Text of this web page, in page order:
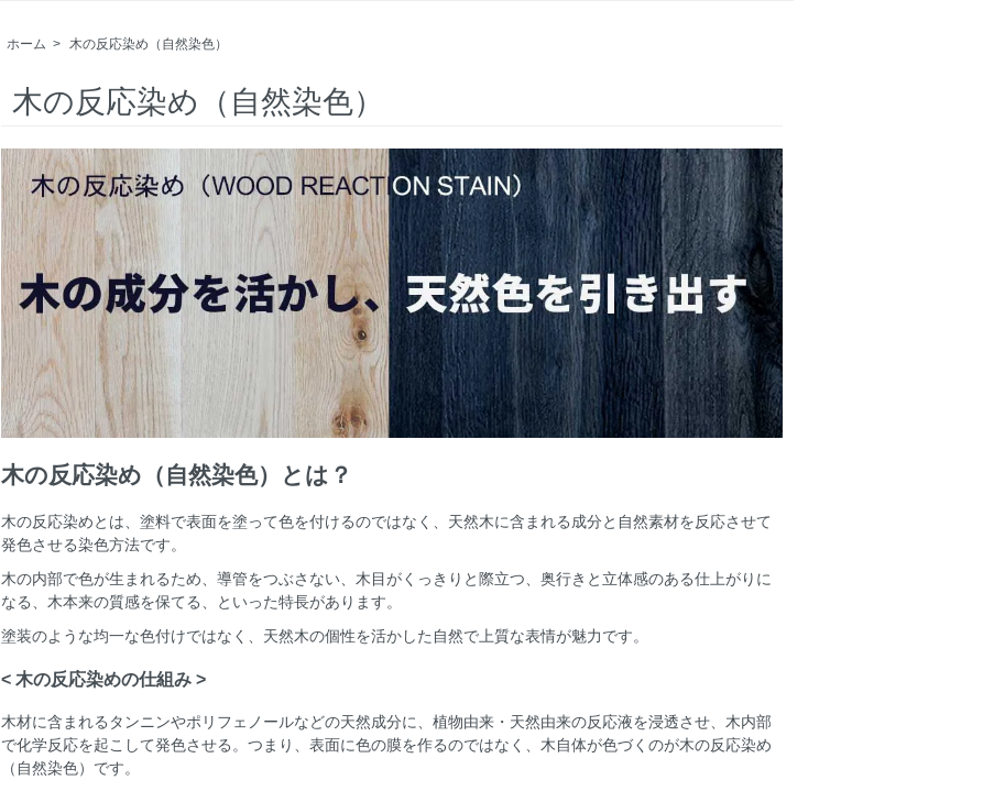
ホーム > 木の反応染め（自然染色）
木の反応染め（自然染色）
木の反応染め（自然染色）とは？
木の反応染めとは、塗料で表面を塗って色を付けるのではなく、天然木に含まれる成分と自然素材を反応させて
発色させる染色方法です。
木の内部で色が生まれるため、導管をつぶさない、木目がくっきりと際立つ、奥行きと立体感のある仕上がりに
なる、木本来の質感を保てる、といった特長があります。
塗装のような均一な色付けではなく、天然木の個性を活かした自然で上質な表情が魅力です。
< 木の反応染めの仕組み >
木材に含まれるタンニンやポリフェノールなどの天然成分に、植物由来・天然由来の反応液を浸透させ、木内部
で化学反応を起こして発色させる。つまり、表面に色の膜を作るのではなく、木自体が色づくのが木の反応染め
（自然染色）です。